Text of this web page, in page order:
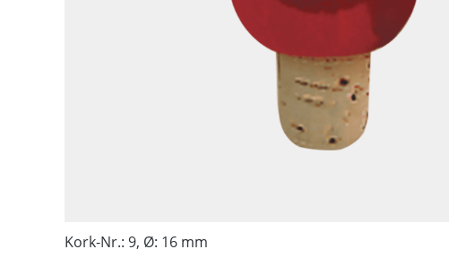
Kork-Nr.: 9, Ø: 16 mm